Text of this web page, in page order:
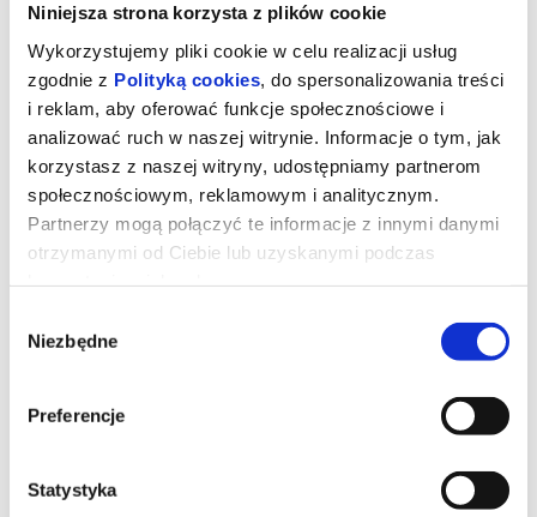
Niniejsza strona korzysta z plików cookie
Wykorzystujemy pliki cookie w celu realizacji usług
zgodnie z Polityką cookies , do spersonalizowania treści
i reklam, aby oferować funkcje społecznościowe i
analizować ruch w naszej witrynie. Informacje o tym, jak
korzystasz z naszej witryny, udostępniamy partnerom
społecznościowym, reklamowym i analitycznym.
Partnerzy mogą połączyć te informacje z innymi danymi
otrzymanymi od Ciebie lub uzyskanymi podczas
zgody
Niezbędne
Preferencje
Statystyka
72. OKFA: Pokaz specjalny filmów
nagrodzonych na 72. OKFA
Nie mogliście obejrzeć produkcji zgłoszonych do konkursu w
które docenili jurorzy OKFA.
Bezpłatne wejściówki na pokaz do odbioru w kasie DK Oskard.